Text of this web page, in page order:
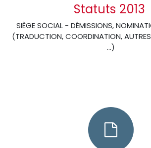
Statuts 2013
SIÈGE SOCIAL - DÉMISSIONS,
(TRADUCTION, COORDINATION,
…)